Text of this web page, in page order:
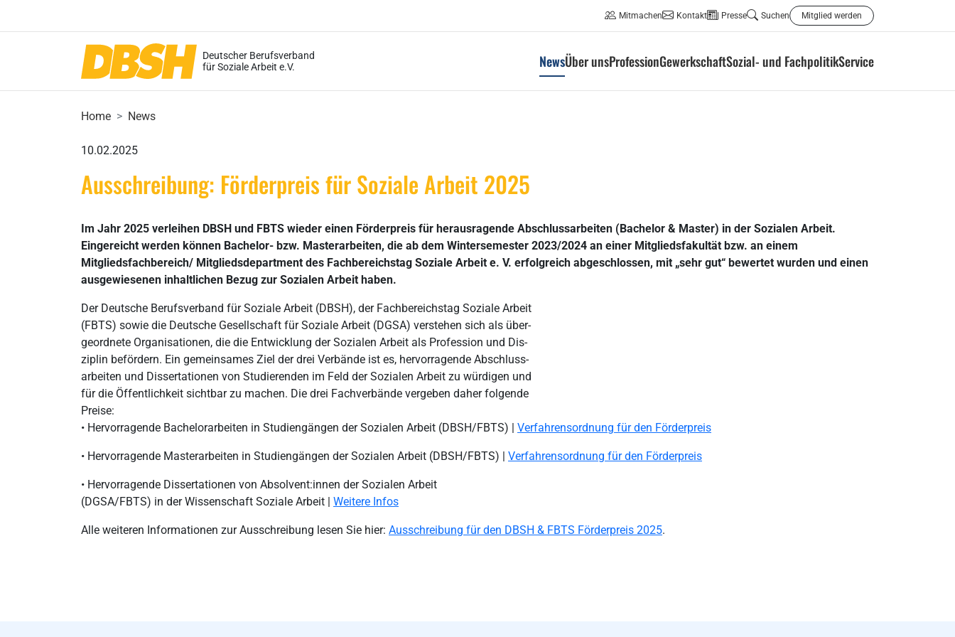
Mitmachen Kontakt Presse Suchen Mitglied werden
Deutscher Berufsverband
für Soziale Arbeit e.V.
NewsÜber unsProfessionGewerkschaftSozial- und FachpolitikService
Home News
10.02.2025
Ausschreibung: Förderpreis für Soziale Arbeit 2025
Im Jahr 2025 verleihen DBSH und FBTS wieder einen Förderpreis für herausragende Abschlussarbeiten (Bachelor & Master) in der Sozialen Arbeit.
Eingereicht werden können Bachelor- bzw. Masterarbeiten, die ab dem Wintersemester 2023/2024 an einer Mitgliedsfakultät bzw. an einem
Mitgliedsfachbereich/ Mitgliedsdepartment des Fachbereichstag Soziale Arbeit e. V. erfolgreich abgeschlossen, mit „sehr gut“ bewertet wurden und einen
ausgewiesenen inhaltlichen Bezug zur Sozialen Arbeit haben.
Der Deutsche Berufsverband für Soziale Arbeit (DBSH), der Fachbereichstag Soziale Arbeit
(FBTS) sowie die Deutsche Gesellschaft für Soziale Arbeit (DGSA) verstehen sich als über-
geordnete Organisationen, die die Entwicklung der Sozialen Arbeit als Profession und Dis-
ziplin befördern. Ein gemeinsames Ziel der drei Verbände ist es, hervorragende Abschluss-
arbeiten und Dissertationen von Studierenden im Feld der Sozialen Arbeit zu würdigen und
für die Öffentlichkeit sichtbar zu machen. Die drei Fachverbände vergeben daher folgende
Preise:
• Hervorragende Bachelorarbeiten in Studiengängen der Sozialen Arbeit (DBSH/FBTS) | Verfahrensordnung für den Förderpreis
• Hervorragende Masterarbeiten in Studiengängen der Sozialen Arbeit (DBSH/FBTS) | Verfahrensordnung für den Förderpreis
• Hervorragende Dissertationen von Absolvent:innen der Sozialen Arbeit
(DGSA/FBTS) in der Wissenschaft Soziale Arbeit | Weitere Infos
Alle weiteren Informationen zur Ausschreibung lesen Sie hier: Ausschreibung für den DBSH & FBTS Förderpreis 2025.